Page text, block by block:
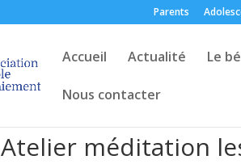
Parents
Accueil Actualité Le
Nous contacter
Atelier méditation